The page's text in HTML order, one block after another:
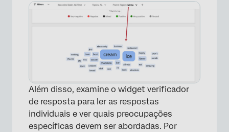
Além disso, examine o widget verificador
de resposta para ler as respostas
individuais e ver quais preocupações
específicas devem ser abordadas. Por